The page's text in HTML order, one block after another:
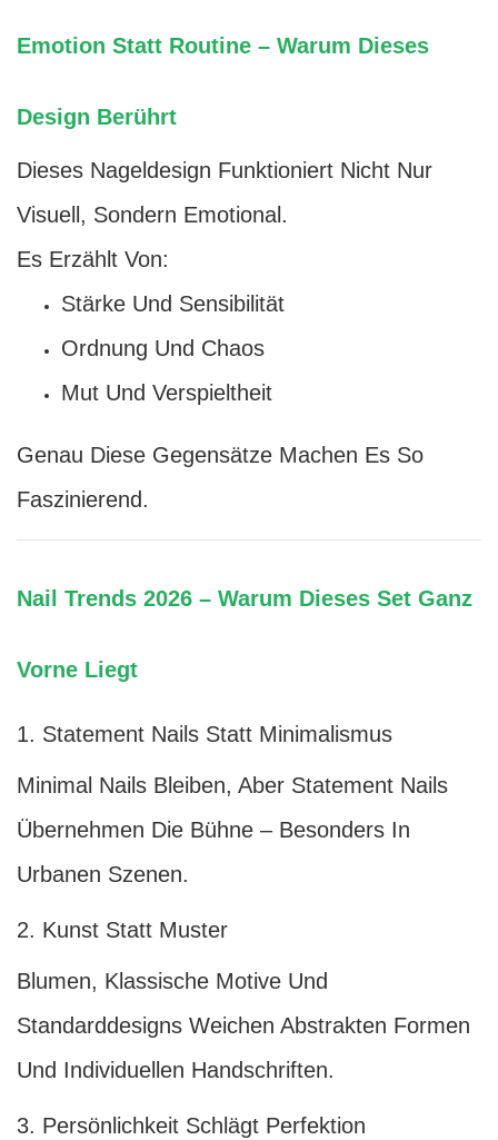
Emotion Statt Routine – Warum Dieses
Design Berührt
Dieses Nageldesign Funktioniert Nicht Nur
Visuell, Sondern Emotional.
Es Erzählt Von:
Stärke Und Sensibilität
Ordnung Und Chaos
Mut Und Verspieltheit
Genau Diese Gegensätze Machen Es So
Faszinierend.
Nail Trends 2026 – Warum Dieses Set Ganz
Vorne Liegt
1. Statement Nails Statt Minimalismus
Minimal Nails Bleiben, Aber Statement Nails
Übernehmen Die Bühne – Besonders In
Urbanen Szenen.
2. Kunst Statt Muster
Blumen, Klassische Motive Und
Standarddesigns Weichen Abstrakten Formen
Und Individuellen Handschriften.
3. Persönlichkeit Schlägt Perfektion